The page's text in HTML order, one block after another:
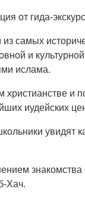
от гида-
из самых
и
ислама.
христианстве
иудейских
увидят
знакомства
Хач.